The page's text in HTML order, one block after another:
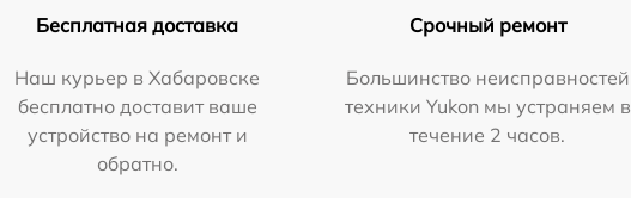
Бесплатная доставка
Наш курьер в Хабаровске
бесплатно доставит ваше
устройство на ремонт и
обратно.
Срочный ремонт
Большинство неисправностей
техники Yukon мы устраняем в
течение 2 часов.